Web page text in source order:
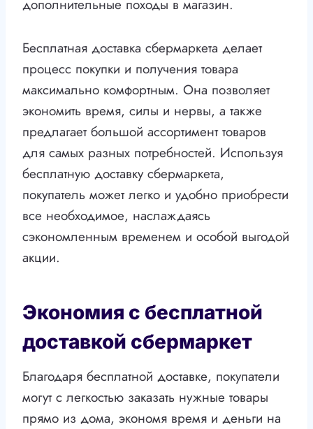
дополнительные походы в магазин.
Бесплатная доставка сбермаркета делает
процесс покупки и получения товара
максимально комфортным. Она позволяет
экономить время, силы и нервы, а также
предлагает большой ассортимент товаров
для самых разных потребностей. Используя
бесплатную доставку сбермаркета,
покупатель может легко и удобно приобрести
все необходимое, наслаждаясь
сэкономленным временем и особой выгодой
акции.
Экономия с бесплатной
доставкой сбермаркет
Благодаря бесплатной доставке, покупатели
могут с легкостью заказать нужные товары
прямо из дома, экономя время и деньги на